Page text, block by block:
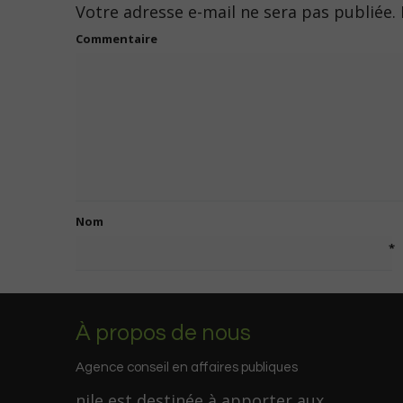
Votre adresse e-mail ne sera pas publiée.
Commentaire
Nom
*
À propos de nous
Agence conseil en affaires publiques